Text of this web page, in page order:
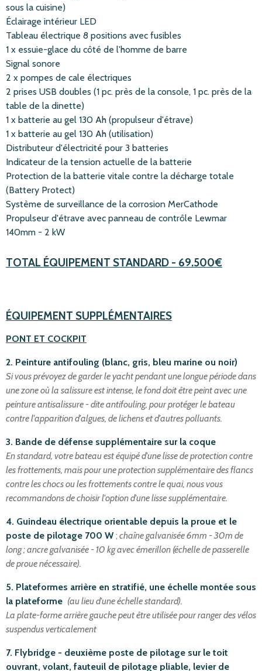
sous la cuisine)
Éclairage intérieur LED
Tableau électrique 8 positions avec fusibles
1 x essuie-glace du côté de l'homme de barre
Signal sonore
2 x pompes de cale électriques
2 prises USB doubles (1 pc. près de la console, 1 pc. près de la
table de la dinette)
1 x batterie au gel 130 Ah (propulseur d'étrave)
1 x batterie au gel 130 Ah (utilisation)
Distributeur d'électricité pour 3 batteries
Indicateur de la tension actuelle de la batterie
Protection de la batterie vitale contre la décharge totale
(Battery Protect)
Système de surveillance de la corrosion MerCathode
Propulseur d'étrave avec panneau de contrôle Lewmar
140mm - 2 kW
TOTAL ÉQUIPEMENT STANDARD - 69.500€
ÉQUIPEMENT SUPPLÉMENTAIRES
PONT ET COCKPIT
2. Peinture antifouling (blanc, gris, bleu marine ou noir)
Si vous prévoyez de garder le yacht pendant une longue période dans
une zone où la salissure est intense, le fond doit être peint avec une
peinture antisalissure - dite antifouling, pour protéger le bateau
contre l'apparition d'algues, de lichens et d'autres polluants.
3. Bande de défense supplémentaire sur la coque
En standard, votre bateau est équipé d'une lisse de protection contre
les frottements, mais pour une protection supplémentaire des flancs
contre les chocs ou les frottements contre le quai, nous vous
recommandons de choisir l'option d'une lisse supplémentaire.
4. Guindeau électrique orientable depuis la proue et le
poste de pilotage 700 W ; chaîne galvanisée 6mm - 30m de
long ; ancre galvanisée - 10 kg avec émerillon (échelle de passerelle
de proue nécessaire).
5. Plateformes arrière en stratifié, une échelle montée sous
la plateforme (au lieu d'une échelle standard).
La plate-forme arrière gauche peut être utilisée pour ranger des vélos
suspendus verticalement
7. Flybridge - deuxième poste de pilotage sur le toit
ouvrant, volant, fauteuil de pilotage pliable, levier de